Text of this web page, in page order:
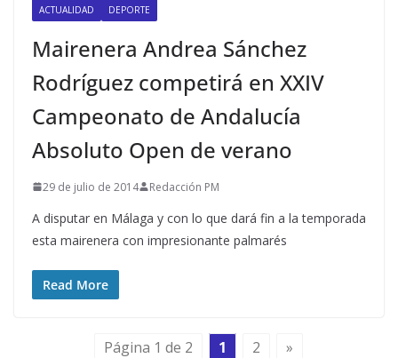
ACTUALIDAD DEPORTE
Mairenera Andrea Sánchez
Rodríguez competirá en XXIV
Campeonato de Andalucía
Absoluto Open de verano
29 de julio de 2014 Redacción PM
A disputar en Málaga y con lo que dará fin a la temporada
esta mairenera con impresionante palmarés
Read More
Página 1 de 2 1 2 »